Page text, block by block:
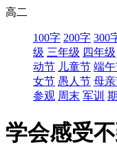
高二
100字 200字 300
级 三年级 四年级
动节 儿童节 端
女节 愚人节 母
参观 周末 军训
学会感受